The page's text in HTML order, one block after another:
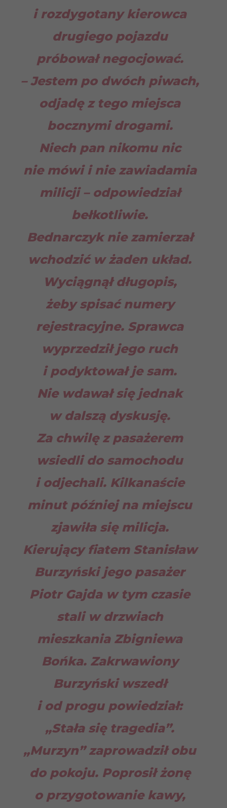
i rozdygotany kierowca
drugiego pojazdu
próbował negocjować.
– Jestem po dwóch piwach,
odjadę z tego miejsca
bocznymi drogami.
Niech pan nikomu nic
nie mówi i nie zawiadamia
milicji – odpowiedział
bełkotliwie.
Bednarczyk nie zamierzał
wchodzić w żaden układ.
Wyciągnął długopis,
żeby spisać numery
rejestracyjne. Sprawca
wyprzedził jego ruch
i podyktował je sam.
Nie wdawał się jednak
w dalszą dyskusję.
Za chwilę z pasażerem
wsiedli do samochodu
i odjechali. Kilkanaście
minut później na miejscu
zjawiła się milicja.
Kierujący fiatem Stanisław
Burzyński jego pasażer
Piotr Gajda w tym czasie
stali w drzwiach
mieszkania Zbigniewa
Bońka. Zakrwawiony
Burzyński wszedł
i od progu powiedział:
„Stała się tragedia”.
„Murzyn” zaprowadził obu
do pokoju. Poprosił żonę
o przygotowanie kawy,